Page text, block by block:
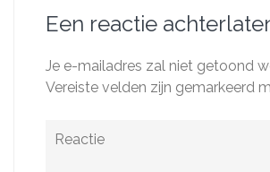
Een reactie
Je e-mailadres zal niet getoond
Vereiste velden zijn gemarkeerd
Reactie